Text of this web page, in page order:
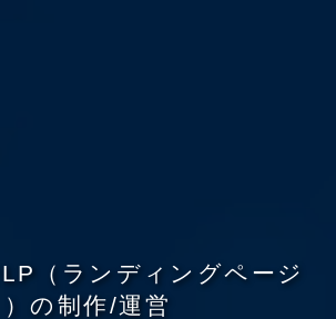
L P （ ラ ン デ ィ ン グペ ー ジ
）の 制作/運 営